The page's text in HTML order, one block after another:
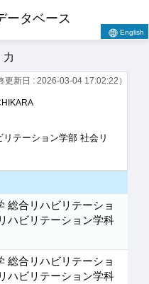
ータベース
English
更新日 : 2026-03-04 17:02:22）
テーション学部 社会リ
総合リハビリテーショ
ハビリテーション学科
総合リハビリテーショ
ハビリテーション学科